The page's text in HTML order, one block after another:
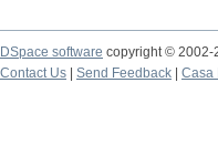
DSpace software copyright © 2002-
Contact Us
Send Feedback Casa